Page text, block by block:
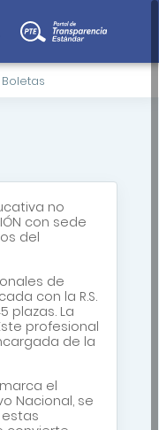
Boletas
no
con sede
del
de
con la R.S.
plazas. La
profesional
de la
el
Nacional, se